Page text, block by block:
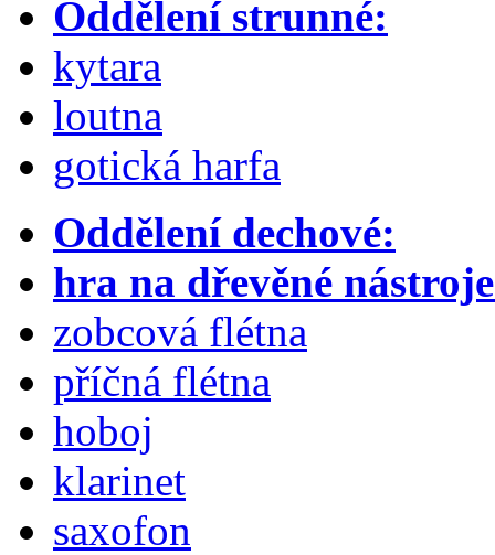
Oddělení strunné:
kytara
loutna
gotická harfa
Oddělení dechové:
hra na dřevěné
zobcová flétna
příčná flétna
hoboj
klarinet
saxofon